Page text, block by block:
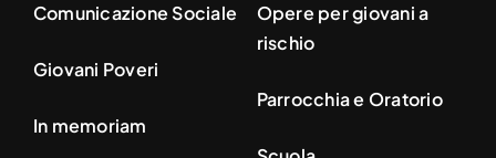
Comunicazione Sociale
Giovani Poveri
In memoriam
Opere per giovani a
rischio
Parrocchia e Oratorio